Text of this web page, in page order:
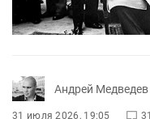
Андрей Медведев
31 июля 2026, 19:05 31